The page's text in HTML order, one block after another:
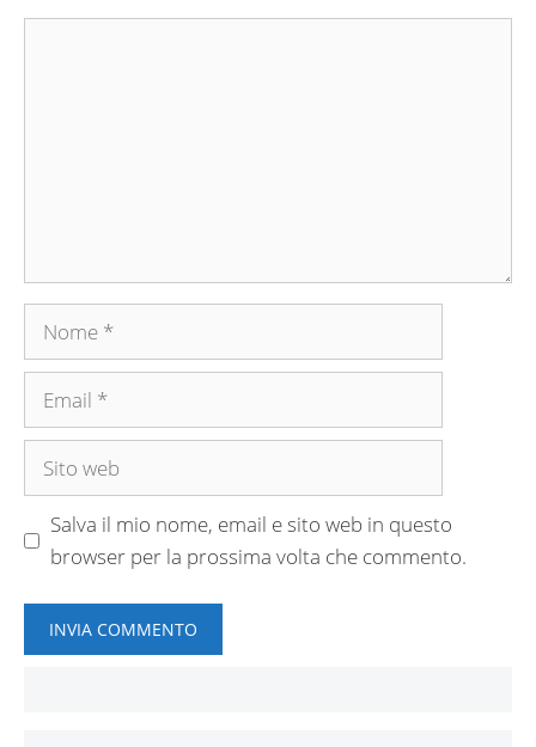
Nome
Email
Sito
Salva il mio nome, email e sito web in questo
browser per la prossima volta che commento.